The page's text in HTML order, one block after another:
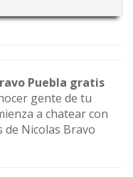
Puebla gratis
gente de tu
a chatear con
de Nicolas Bravo